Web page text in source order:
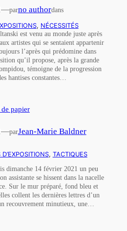
—parno authordans
, NÉCESSITÉS
est venu au monde juste après
artistes qui se sentaient appartenir
l’après qui prédomine dans
qu’il propose, après la grande
témoigne de la progression
hantises constantes…
papier
—parJean-Marie Baldner
, TACTIQUES
dimanche 14 février 2021 un peu
assistante se hissent dans la nacelle
Sur le mur préparé, fond bleu et
collent les dernières lettres d’un
recouvrement minutieux, une…